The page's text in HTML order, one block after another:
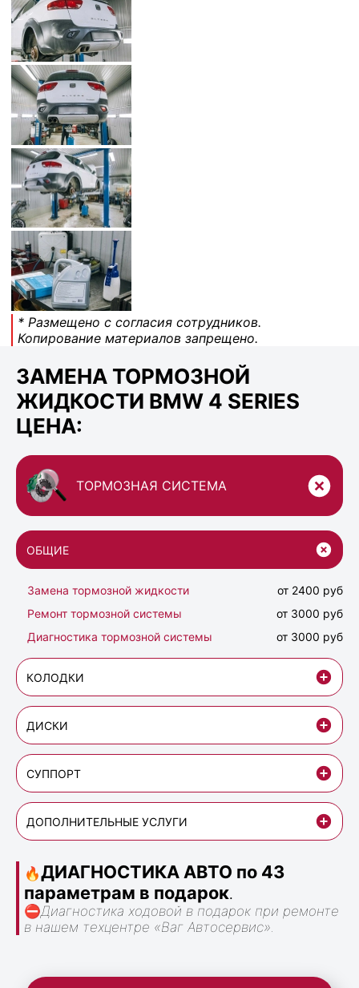
* Размещено с согласия сотрудников.
Копирование материалов запрещено.
ЗАМЕНА ТОРМОЗНОЙ
ЖИДКОСТИ BMW 4 SERIES
ЦЕНА:
ТОРМОЗНАЯ СИСТЕМА
ОБЩИЕ
Замена тормозной жидкости
от 2400 руб
Ремонт тормозной системы
от 3000 руб
Диагностика тормозной системы
от 3000 руб
КОЛОДКИ
ДИСКИ
СУППОРТ
ДОПОЛНИТЕЛЬНЫЕ УСЛУГИ
🔥ДИАГНОСТИКА АВТО по 43
параметрам в подарок.
⛔Диагностика ходовой в подарок при ремонте
в нашем техцентре «Ваг Автосервис».